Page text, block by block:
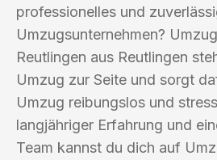
professionelles und
Umzugsunternehmen?
Reutlingen aus Reutlingen
Umzug zur Seite und sorgt
Umzug reibungslos und
langjähriger Erfahrung und
Team kannst du dich auf